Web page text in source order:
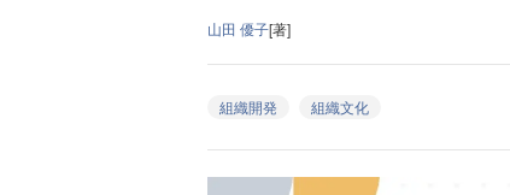
山田 優子[著]
組織開発 組織文化